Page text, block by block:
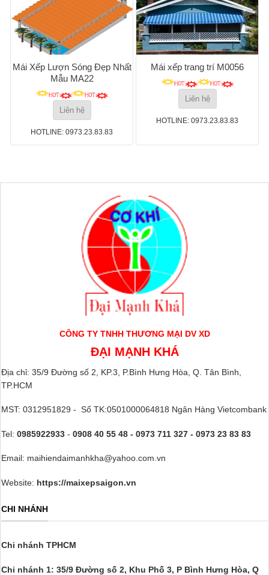
Mái Xếp Lượn Sóng Đẹp Nhất
Mẫu MA22
Liên hệ
HOTLINE: 0973.23.83.83
Mái xếp trang trí M0056
Liên hệ
HOTLINE: 0973.23.83.83
CÔNG TY TNHH THƯƠNG MẠI DV XD
ĐẠI MẠNH KHÁ
Địa chỉ: 35/9 Đường số 2, KP.3, P.Bình Hưng Hòa, Q. Tân Bình,
TP.HCM
MST: 0312951829 - Số TK:0501000064818 Ngân Hàng Vietcombank
Tel: 0985922933 - 0908 40 55 48 - 0973 711 327 - 0973 23 83 83
Email: maihiendaimanhkha@yahoo.com.vn
Website: https://maixepsaigon.vn
CHI NHÁNH
Chi nhánh TPHCM
Chi nhánh 1: 35/9 Đường số 2, Khu Phố 3, P Bình Hưng Hòa, Q